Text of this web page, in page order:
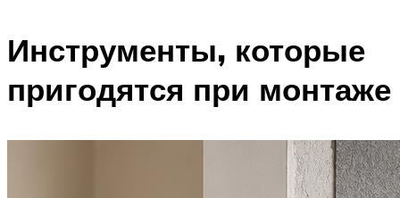
Инструменты, которые
пригодятся при монтаже